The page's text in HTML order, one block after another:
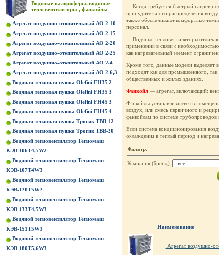
Водяные калориферы, водяные
тепловентиляторы , фанкойлы
Агрегат воздушно-отопительный АО 2-10
Агрегат воздушно-отопительный АО 2-15
Агрегат воздушно-отопительный АО 2-20
Агрегат воздушно-отопительный АО 2-25
Агрегат воздушно-отопительный АО 2-4
Агрегат воздушно-отопительный АО 2-6,3
Водяная тепловая пушка Olefini FH35 2
Водяная тепловая пушка Olefini FH35 3
Водяная тепловая пушка Olefini FH45 3
Водяная тепловая пушка Olefini FH45 4
Водяная тепловая пушка Тропик ТВВ-12
Водяная тепловая пушка Тропик ТВВ-20
Водяной тепловентилятор Тепломаш
КЭВ-106Т4,5W2
Водяной тепловентилятор Тепломаш
КЭВ-107Т4W3
Водяной тепловентилятор Тепломаш
КЭВ-120Т5W2
Водяной тепловентилятор Тепломаш
КЭВ-133Т4,5W3
Водяной тепловентилятор Тепломаш
КЭВ-151Т5W3
Водяной тепловентилятор Тепломаш
КЭВ-180Т5,6W3
— Когда требуется быстрый нагрев
принудительного распределения
также обеспечивают комфортные
персонал.
— Водяные тепловентиляторы
применении в связи с
как нагревательный элемент
Кроме того, данные модели выделяет
подходят как для промышленного, так
общественных и жилых зданиях.
Фанкойл — агрегат, включающий:
Фанкойлы устанавливаются в
воздух, или смесь первичного и
фанкойлам по системе
Если система кондиционирования
охлаждения в теплый период и
Фильтр:
Компания (Бренд)
Наименование
Агрегат воздушно-